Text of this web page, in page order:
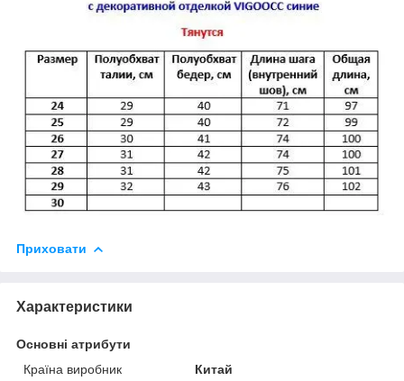
Приховати
Характеристики
Основні атрибути
Країна виробник
Китай